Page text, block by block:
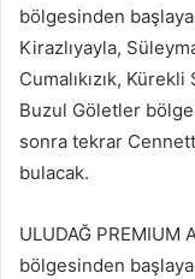
bölgesinden
Kirazlıyayla,
Cumalıkızık,
Buzul Göletler
sonra tekrar
bulacak.
ULUDAĞ PREMIUM
bölgesinden